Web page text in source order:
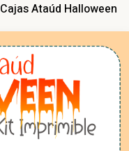
Cajas Ataúd Halloween